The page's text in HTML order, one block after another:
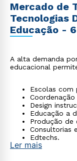
Mercado de
Tecnologias
Educação -
A alta demanda
educacional
Escolas com
Design
Educação a
Produção de
Consultorias
Edtechs.
Ler mais